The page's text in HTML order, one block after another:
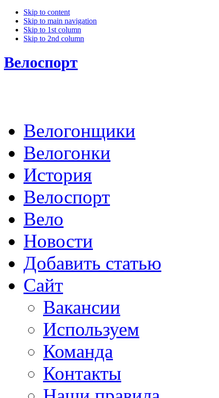
Skip to content
Skip to main navigation
Skip to 1st column
Skip to 2nd column
Велоспорт
Велогонщики
Велогонки
История
Велоспорт
Вело
Новости
Добавить статью
Сайт
Вакансии
Используем
Команда
Контакты